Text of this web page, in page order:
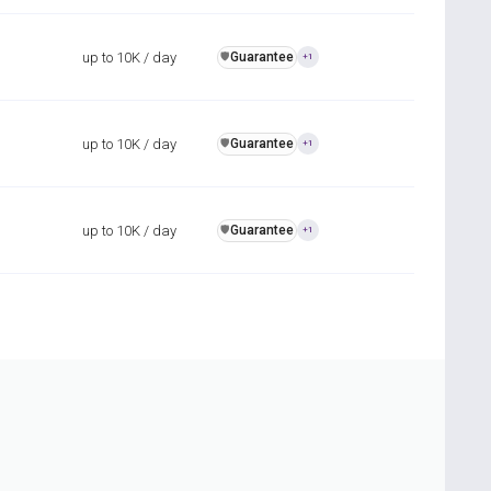
up to 10K / day ️🛡️Guarantee +1
up to 10K / day ️🛡️Guarantee +1
up to 10K / day ️🛡️Guarantee +1